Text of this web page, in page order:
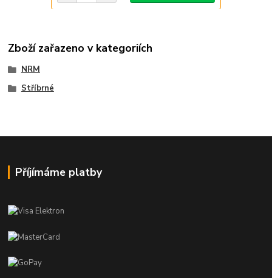
Zboží zařazeno v kategoriích
NRM
Stříbrné
Příjímáme platby